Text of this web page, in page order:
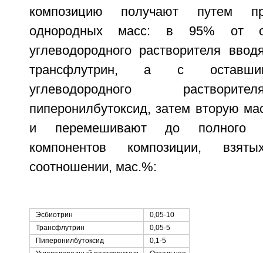
композицию получают путем
однородных масс: в 95% от
углеводородного растворителя
трансфлутрин, а с
углеводородного
пиперонилбутоксид, затем вторую
и перемешивают до полного
компонентов композиции,
соотношении, мас.%:
Эсбиотрин
0,05-10
Трансфлутрин
0,05-5
Пиперонилбутоксид
0,1-5